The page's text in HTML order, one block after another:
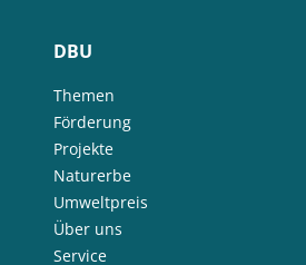
DBU
Themen
Förderung
Projekte
Naturerbe
Umweltpreis
Über uns
Service